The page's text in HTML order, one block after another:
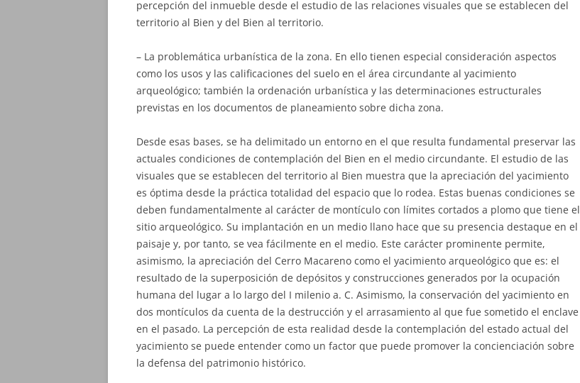
percepción del inmueble desde el estudio de las relaciones visuales que se establecen del
territorio al Bien y del Bien al territorio.
– La problemática urbanística de la zona. En ello tienen especial consideración aspectos
como los usos y las calificaciones del suelo en el área circundante al yacimiento
arqueológico; también la ordenación urbanística y las determinaciones estructurales
previstas en los documentos de planeamiento sobre dicha zona.
Desde esas bases, se ha delimitado un entorno en el que resulta fundamental preservar las
actuales condiciones de contemplación del Bien en el medio circundante. El estudio de las
visuales que se establecen del territorio al Bien muestra que la apreciación del yacimiento
es óptima desde la práctica totalidad del espacio que lo rodea. Estas buenas condiciones se
deben fundamentalmente al carácter de montículo con límites cortados a plomo que tiene el
sitio arqueológico. Su implantación en un medio llano hace que su presencia destaque en el
paisaje y, por tanto, se vea fácilmente en el medio. Este carácter prominente permite,
asimismo, la apreciación del Cerro Macareno como el yacimiento arqueológico que es: el
resultado de la superposición de depósitos y construcciones generados por la ocupación
humana del lugar a lo largo del I milenio a. C. Asimismo, la conservación del yacimiento en
dos montículos da cuenta de la destrucción y el arrasamiento al que fue sometido el enclave
en el pasado. La percepción de esta realidad desde la contemplación del estado actual del
yacimiento se puede entender como un factor que puede promover la concienciación sobre
la defensa del patrimonio histórico.